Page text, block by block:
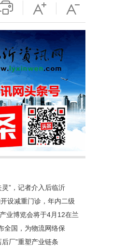
”，记者介入后临沂
设减重门诊，年内二级
业博览会将于4月12在兰
全国，为物流网络保
厂”重塑产业链条